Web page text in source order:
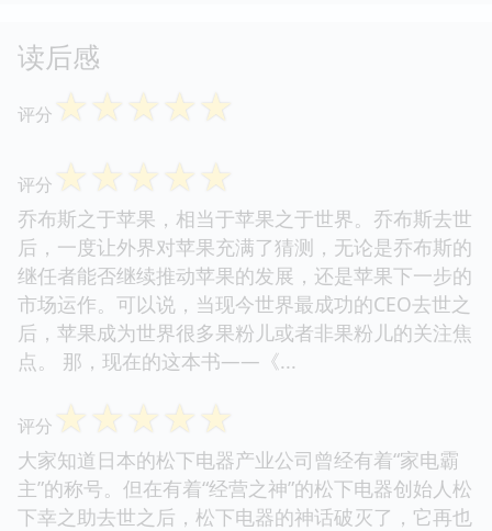
读后感
评分 ☆☆☆☆☆
评分 ☆☆☆☆☆
乔布斯之于苹果，相当于苹果之于世界。乔布斯去世
后，一度让外界对苹果充满了猜测，无论是乔布斯的
继任者能否继续推动苹果的发展，还是苹果下一步的
市场运作。可以说，当现今世界最成功的CEO去世之
后，苹果成为世界很多果粉儿或者非果粉儿的关注焦
点。 那，现在的这本书——《...
评分 ☆☆☆☆☆
大家知道日本的松下电器产业公司曾经有着“家电霸
主”的称号。但在有着“经营之神”的松下电器创始人松
下幸之助去世之后，松下电器的神话破灭了，它再也